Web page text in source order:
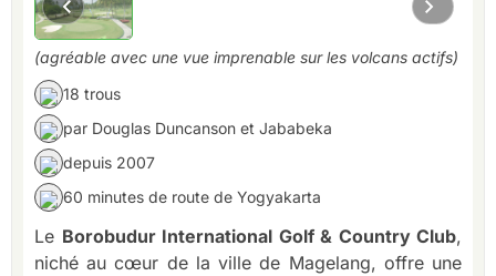
(agréable avec une vue imprenable sur les volcans actifs)
18 trous
par Douglas Duncanson et Jababeka
depuis 2007
60 minutes de route de Yogyakarta
Le Borobudur International Golf & Country Club,
niché au cœur de la ville de Magelang, offre une